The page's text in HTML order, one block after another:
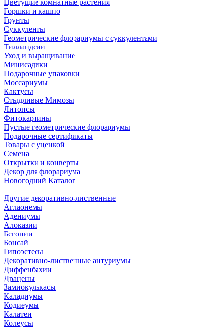
Цветущие комнатные растения
Горшки и кашпо
Грунты
Суккуленты
Геометрические флорариумы с суккулентами
Тилландсии
Уход и выращивание
Минисадики
Подарочные упаковки
Моссариумы
Кактусы
Стыдливые Мимозы
Литопсы
Фитокартины
Пустые геометрические флорариумы
Подарочные сертификаты
Товары с уценкой
Семена
Открытки и конверты
Декор для флорариума
Новогодний Каталог
–
Другие декоративно-лиственные
Аглаонемы
Адениумы
Алоказии
Бегонии
Бонсай
Гипоэстесы
Декоративно-лиственные антуриумы
Диффенбахии
Драцены
Замиокулькасы
Каладиумы
Кодиеумы
Калатеи
Колеусы